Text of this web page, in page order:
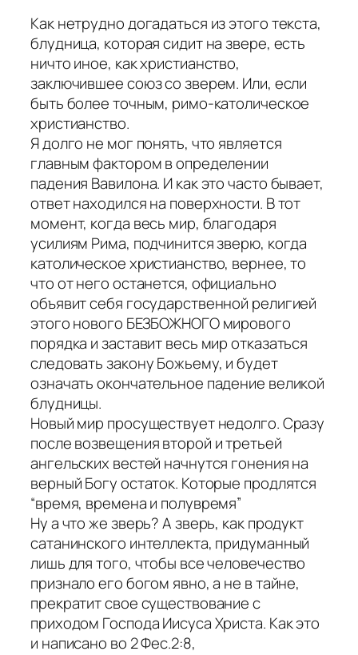
Как нетрудно догадаться из этого текста,
блудница, которая сидит на звере, есть
ничто иное, как христианство,
заключившее союз со зверем. Или, если
быть более точным, римо-католическое
христианство.
Я долго не мог понять, что является
главным фактором в определении
падения Вавилона. И как это часто бывает,
ответ находился на поверхности. В тот
момент, когда весь мир, благодаря
усилиям Рима, подчинится зверю, когда
католическое христианство, вернее, то
что от него останется, официально
объявит себя государственной религией
этого нового БЕЗБОЖНОГО мирового
порядка и заставит весь мир отказаться
следовать закону Божьему, и будет
означать окончательное падение великой
блудницы.
Новый мир просуществует недолго. Сразу
после возвещения второй и третьей
ангельских вестей начнутся гонения на
верный Богу остаток. Которые продлятся
“время, времена и полувремя”
Ну а что же зверь? А зверь, как продукт
сатанинского интеллекта, придуманный
лишь для того, чтобы все человечество
признало его богом явно, а не в тайне,
прекратит свое существование с
приходом Господа Иисуса Христа. Как это
и написано во 2 Фес.2:8,